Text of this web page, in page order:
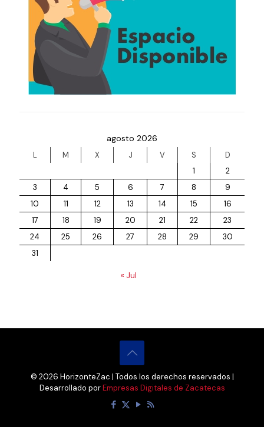
agosto 2026
L M X J V S
D
1
2
3
4 5 6 7 8
9
10
11 12 13 14 15
16
17
18 19 20 21 22
23
24
25 26 27 28 29
30
31
« Jul
© 2026 HorizonteZac | Todos los derechos reservados |
Desarrollado porEmpresas Digitales de Zacatecas